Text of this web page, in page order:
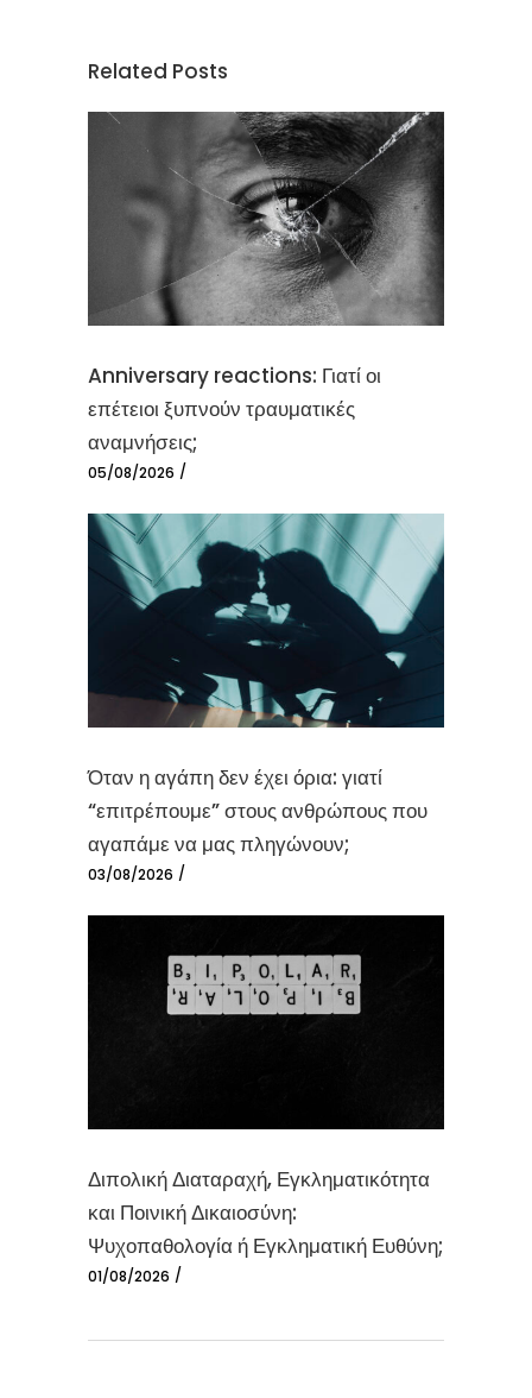
Related Posts
Anniversary reactions: Γιατί οι
επέτειοι ξυπνούν τραυματικές
αναμνήσεις;
05/08/2026
Όταν η αγάπη δεν έχει όρια: γιατί
“επιτρέπουμε” στους ανθρώπους που
αγαπάμε να μας πληγώνουν;
03/08/2026
Διπολική Διαταραχή, Εγκληματικότητα
και Ποινική Δικαιοσύνη:
Ψυχοπαθολογία ή Εγκληματική Ευθύνη;
01/08/2026